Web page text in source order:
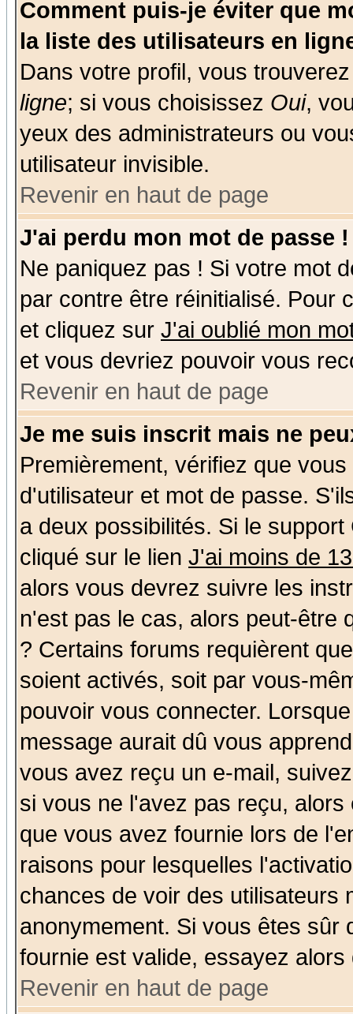
Comment puis-je éviter que
la liste des utilisateurs en
Dans votre profil, vous
ligne; si vous choisissez Oui,
yeux des administrateurs ou
utilisateur invisible.
Revenir en haut de page
J'ai perdu mon mot de passe !
Ne paniquez pas ! Si votre mot
par contre être réinitialisé. Pour
et cliquez sur J'ai oublié mon
et vous devriez pouvoir vous
Revenir en haut de page
Je me suis inscrit mais ne
Premièrement, vérifiez que
d'utilisateur et mot de passe.
a deux possibilités. Si le
cliqué sur le lien J'ai moins de
alors vous devrez suivre les
n'est pas le cas, alors peut-être
? Certains forums requièrent
soient activés, soit par vous-
pouvoir vous connecter.
message aurait dû vous
vous avez reçu un e-mail,
si vous ne l'avez pas reçu,
que vous avez fournie lors de
raisons pour lesquelles
chances de voir des utilisateurs
anonymement. Si vous êtes sûr
fournie est valide, essayez
Revenir en haut de page